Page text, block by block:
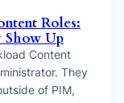
Roles:
Show Up
Content
They
of PIM,